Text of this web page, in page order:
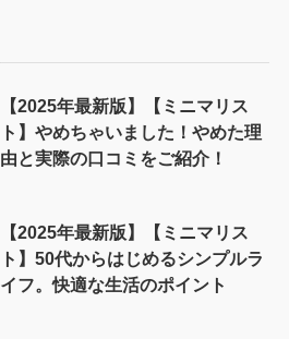
【2025年最新版】【ミニマリス
ト】やめちゃいました！やめた理
由と実際の口コミをご紹介！
【2025年最新版】【ミニマリス
ト】50代からはじめるシンプルラ
イフ。快適な生活のポイント